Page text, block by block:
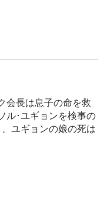
会長は息子の命を救
ル･ユギョンを検事の
ユギョンの娘の死は